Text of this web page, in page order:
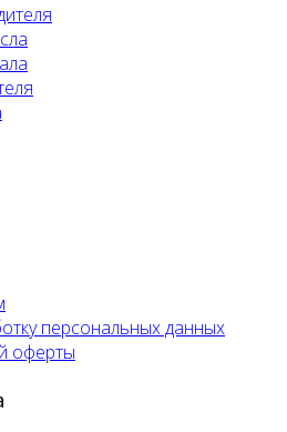
персональных данных
оферты